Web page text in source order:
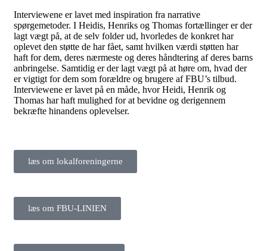
Interviewene er lavet med inspiration fra narrative
spørgemetoder. I Heidis, Henriks og Thomas fortællinger er der
lagt vægt på, at de selv folder ud, hvorledes de konkret har
oplevet den støtte de har fået, samt hvilken værdi støtten har
haft for dem, deres nærmeste og deres håndtering af deres barns
anbringelse. Samtidig er der lagt vægt på at høre om, hvad der
er vigtigt for dem som forældre og brugere af FBU’s tilbud.
Interviewene er lavet på en måde, hvor Heidi, Henrik og
Thomas har haft mulighed for at bevidne og derigennem
bekræfte hinandens oplevelser.
læs om lokalforeningerne
læs om FBU-LINIEN